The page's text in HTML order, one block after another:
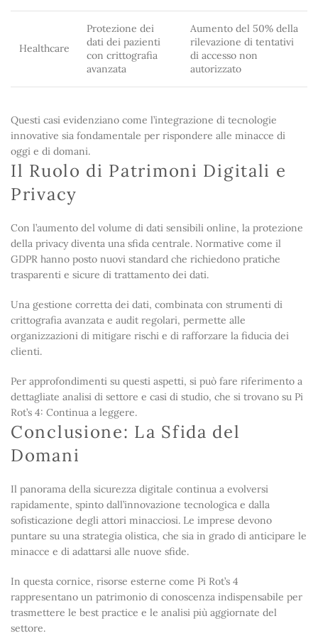
Healthcare
Protezione dei
dati dei pazienti
con crittografia
avanzata
Aumento del 50% della
rilevazione di tentativi
di accesso non
autorizzato
Questi casi evidenziano come l’integrazione di tecnologie
innovative sia fondamentale per rispondere alle minacce di
oggi e di domani.
Il Ruolo di Patrimoni Digitali e
Privacy
Con l’aumento del volume di dati sensibili online, la protezione
della privacy diventa una sfida centrale. Normative come il
GDPR hanno posto nuovi standard che richiedono pratiche
trasparenti e sicure di trattamento dei dati.
Una gestione corretta dei dati, combinata con strumenti di
crittografia avanzata e audit regolari, permette alle
organizzazioni di mitigare rischi e di rafforzare la fiducia dei
clienti.
Per approfondimenti su questi aspetti, si può fare riferimento a
dettagliate analisi di settore e casi di studio, che si trovano su Pi
Rot’s 4: Continua a leggere.
Conclusione: La Sfida del
Domani
Il panorama della sicurezza digitale continua a evolversi
rapidamente, spinto dall’innovazione tecnologica e dalla
sofisticazione degli attori minacciosi. Le imprese devono
puntare su una strategia olistica, che sia in grado di anticipare le
minacce e di adattarsi alle nuove sfide.
In questa cornice, risorse esterne come Pi Rot’s 4
rappresentano un patrimonio di conoscenza indispensabile per
trasmettere le best practice e le analisi più aggiornate del
settore.